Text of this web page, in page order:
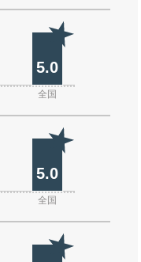
5.0
全国
5.0
全国